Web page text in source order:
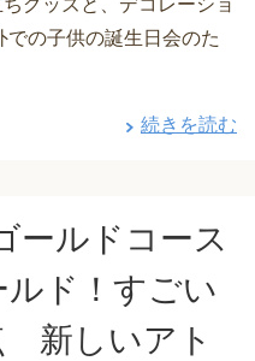
グッズと、デコレーショ
の子供の誕生日会のた
続きを読む
ールドコース
ルド！すごい
新しいアト